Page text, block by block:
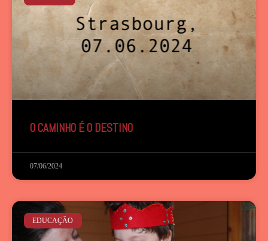
O CAMINHO É O DESTINO
07/06/2024
EDUCAÇÃO